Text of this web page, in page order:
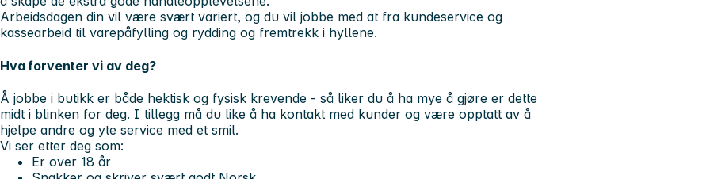
Arbeidsdagen din vil være svært variert, og du vil jobbe med at fra kundeservice og
kassearbeid til varepåfylling og rydding og fremtrekk i hyllene.
Hva forventer vi av deg?
Å jobbe i butikk er både hektisk og fysisk krevende - så liker du å ha mye å gjøre er dette
midt i blinken for deg. I tillegg må du like å ha kontakt med kunder og være opptatt av å
hjelpe andre og yte service med et smil.
Vi ser etter deg som:
Er over 18 år